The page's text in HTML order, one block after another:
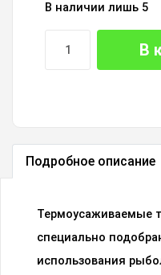
В наличии лишь 5
В
Подробное описание
Термоусаживаемые
специально
использования